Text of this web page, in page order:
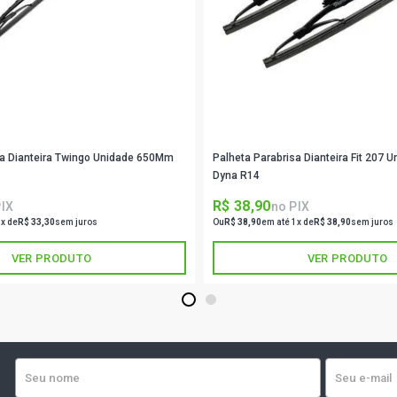
VECTRA
(2008 - 2008)
(2006 -
X3 FAMILY
GASOLINA
X3 FAMILY
2012)
SPIN LS
Dianteira Twingo Unidade 650Mm
deR$ 33,30sem juros
VER PRODUTO
Palheta Parabrisa Dianteira Fit 207
Dyna R14
R$ 38,90no PIX
Ou R$ 38,90em até 1x deR$ 38,90sem juros
VER PRODUTO
1 2